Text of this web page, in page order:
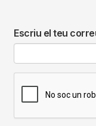
Escriu el teu